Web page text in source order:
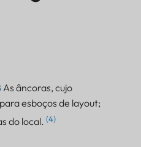
As âncoras, cujo
esboços de layout;
do local. (4)